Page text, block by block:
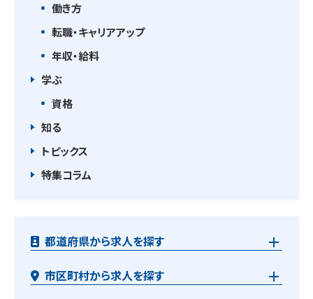
働き方
転職・キャリアアップ
年収・給料
学ぶ
資格
知る
トピックス
特集コラム
都道府県から求人を探す
市区町村から求人を探す